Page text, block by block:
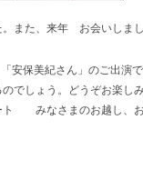
また、来年 お会いしまし
安保美紀さん」のご出演
のでしょう。どうぞお楽
なさまのお越し、お待